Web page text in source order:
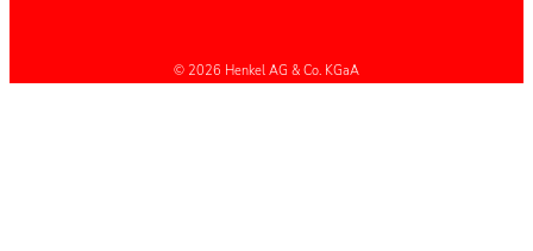
© 2026 Henkel AG & Co. KGaA